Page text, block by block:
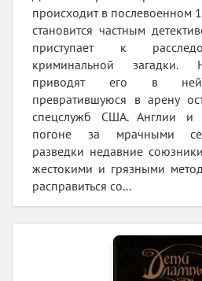
происходит в послевоенном
становится частным
приступает к
криминальной загадки.
приводят его в
превратившуюся в арену
спецслужб США. Англии и
погоне за мрачными
разведки недавние
жестокими и грязными
расправиться со...